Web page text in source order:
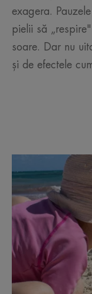
exagera.
pielii să
soare. Dar nu
și de efectele